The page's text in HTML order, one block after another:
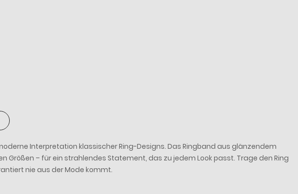
Interpretation klassischer Ring-Designs. Das Ringband aus glänzendem
– für ein strahlendes Statement, das zu jedem Look passt. Trage den Ring
nie aus der Mode kommt.